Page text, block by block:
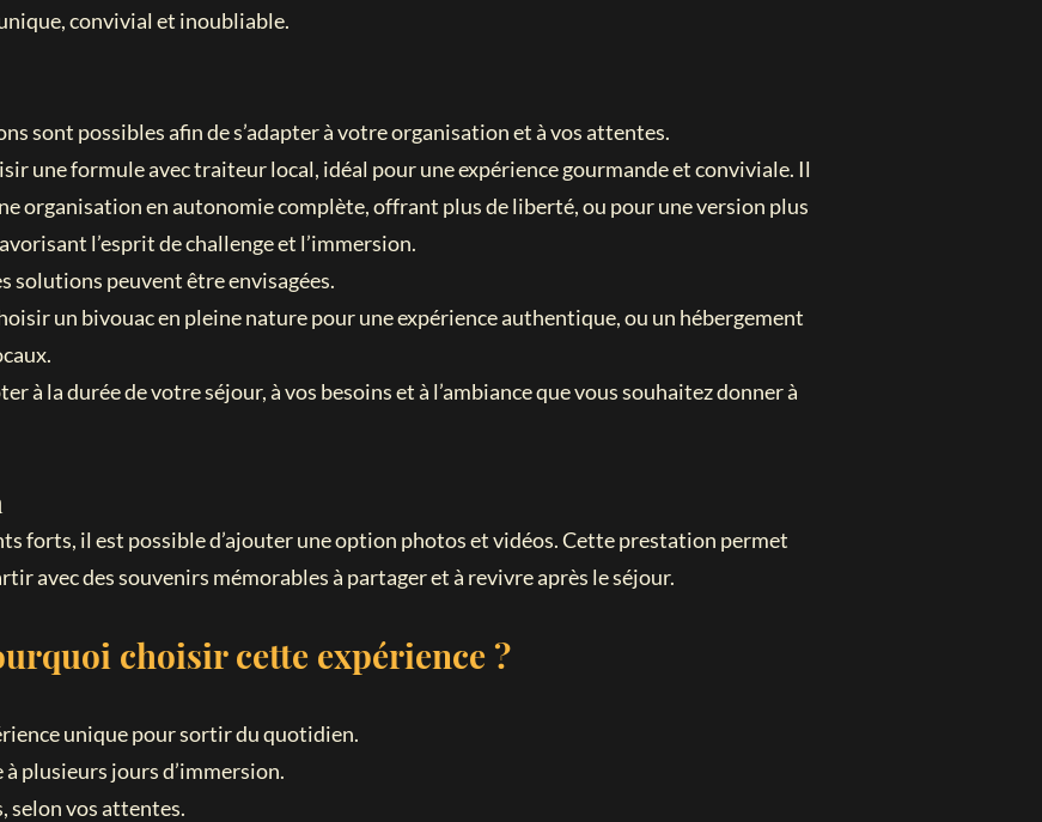
convivial et inoubliable.
sont possibles afin de s’adapter à votre organisation et à vos attentes.
une formule avec traiteur local, idéal pour une expérience gourmande et conviviale. Il
organisation en autonomie complète, offrant plus de liberté, ou pour une version plus
l’esprit de challenge et l’immersion.
solutions peuvent être envisagées.
un bivouac en pleine nature pour une expérience authentique, ou un hébergement
à la durée de votre séjour, à vos besoins et à l’ambiance que vous souhaitez donner à
forts, il est possible d’ajouter une option photos et vidéos. Cette prestation permet
avec des souvenirs mémorables à partager et à revivre après le séjour.
choisir cette expérience ?
unique pour sortir du quotidien.
plusieurs jours d’immersion.
selon vos attentes.